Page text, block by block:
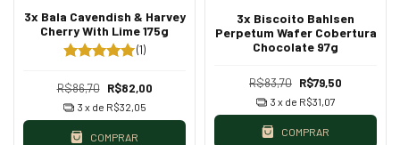
3x Bala Cavendish & Harvey
Cherry With Lime 175g
(1)
R$86,70 R$82,00
3 x de R$32,05
COMPRAR
3x Biscoito Bahlsen
Perpetum Wafer Cobertura
Chocolate 97g
R$83,70 R$79,50
3 x de R$31,07
COMPRAR